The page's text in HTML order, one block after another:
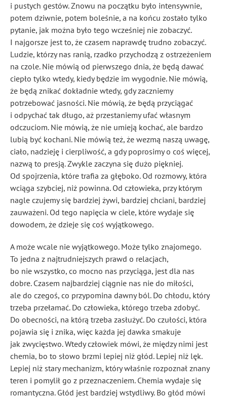
i pustych gestów. Znowu na początku było intensywnie,
potem dziwnie, potem boleśnie, a na końcu zostało tylko
pytanie, jak można było tego wcześniej nie zobaczyć.
I najgorsze jest to, że czasem naprawdę trudno zobaczyć.
Ludzie, którzy nas ranią, rzadko przychodzą z ostrzeżeniem
na czole. Nie mówią od pierwszego dnia, że będą dawać
ciepło tylko wtedy, kiedy będzie im wygodnie. Nie mówią,
że będą znikać dokładnie wtedy, gdy zaczniemy
potrzebować jasności. Nie mówią, że będą przyciągać
i odpychać tak długo, aż przestaniemy ufać własnym
odczuciom. Nie mówią, że nie umieją kochać, ale bardzo
lubią być kochani. Nie mówią też, że wezmą naszą uwagę,
ciało, nadzieję i cierpliwość, a gdy poprosimy o coś więcej,
nazwą to presją. Zwykle zaczyna się dużo piękniej.
Od spojrzenia, które trafia za głęboko. Od rozmowy, która
wciąga szybciej, niż powinna. Od człowieka, przy którym
nagle czujemy się bardziej żywi, bardziej chciani, bardziej
zauważeni. Od tego napięcia w ciele, które wydaje się
dowodem, że dzieje się coś wyjątkowego.
A może wcale nie wyjątkowego. Może tylko znajomego.
To jedna z najtrudniejszych prawd o relacjach,
bo nie wszystko, co mocno nas przyciąga, jest dla nas
dobre. Czasem najbardziej ciągnie nas nie do miłości,
ale do czegoś, co przypomina dawny ból. Do chłodu, który
trzeba przełamać. Do człowieka, którego trzeba zdobyć.
Do obecności, na którą trzeba zasłużyć. Do czułości, która
pojawia się i znika, więc każda jej dawka smakuje
jak zwycięstwo. Wtedy człowiek mówi, że między nimi jest
chemia, bo to słowo brzmi lepiej niż głód. Lepiej niż lęk.
Lepiej niż stary mechanizm, który właśnie rozpoznał znany
teren i pomylił go z przeznaczeniem. Chemia wydaje się
romantyczna. Głód jest bardziej wstydliwy. Bo głód mówi